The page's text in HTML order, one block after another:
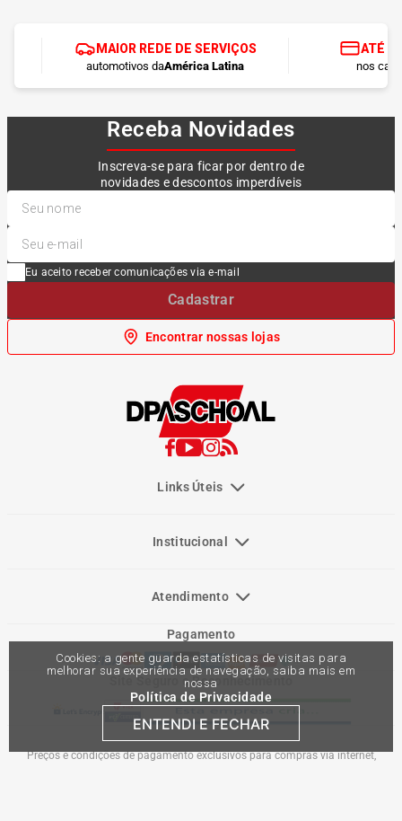
Cookies: a gente guarda estatísticas de visitas para
melhorar sua experiência de navegação, saiba mais em
nossa
Política de Privacidade
ENTENDI E FECHAR
MAIOR REDE DE SERVIÇOS
automotivos daAmérica Latina
ATÉ
nos
Receba Novidades
Inscreva-se para ficar por dentro de
novidades e descontos imperdíveis
Eu aceito receber comunicações via e-mail
Cadastrar
Encontrar nossas lojas
Links Úteis
Institucional
Atendimento
Pagamento
Site Seguro e Reconhecimento
Preços e condições de pagamento exclusivos para compras via internet,